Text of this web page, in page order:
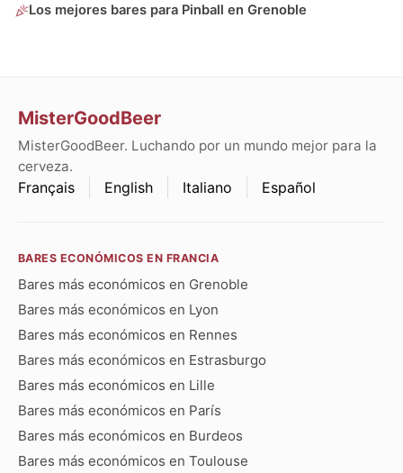
Los mejores bares para Pinball en Grenoble
MisterGoodBeer
MisterGoodBeer. Luchando por un mundo mejor para la
cerveza.
Français English Italiano Español
BARES ECONÓMICOS EN FRANCIA
Bares más económicos en Grenoble
Bares más económicos en Lyon
Bares más económicos en Rennes
Bares más económicos en Estrasburgo
Bares más económicos en Lille
Bares más económicos en París
Bares más económicos en Burdeos
Bares más económicos en Toulouse